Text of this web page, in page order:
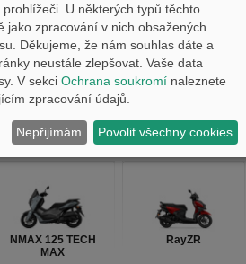
Ténéré 700 / Ténéré
700 LOW
Ténéré 700 Rally
WR450F R1 GYTR
NMAX 125 TECH
MAX
RayZR
U některých typů těchto
jako zpracování v nich obsažených
Děkujeme, že nám souhlas dáte a
neustále zlepšovat. Vaše data
V sekci Ochrana soukromí naleznete
zpracování údajů.
Nepřijímám Povolit všechny cookies